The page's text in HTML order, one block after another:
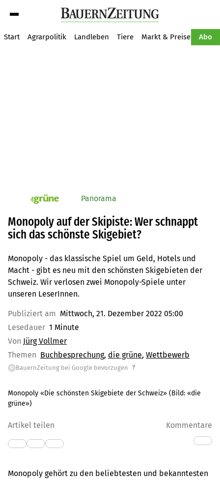
Start Agrarpolitik Landleben Tiere Markt & Preise Abo
pv_die-grune-online Panorama
Monopoly auf der Skipiste: Wer schnappt
sich das schönste Skigebiet?
Monopoly - das klassische Spiel um Geld, Hotels und
Macht - gibt es neu mit den schönsten Skigebieten der
Schweiz. Wir verlosen zwei Monopoly-Spiele unter
unseren LeserInnen.
Publiziert am Mittwoch, 21. Dezember 2022 05:00
Lesedauer 1 Minute
Von Jürg Vollmer
Themen Buchbesprechung die grüne Wettbewerb
G BauernZeitung bei Google bevorzugen ?
Monopoly «Die schönsten Skigebiete der Schweiz» (Bild: «die
grüne»)
Artikel teilen Kommentare
Monopoly gehört zu den beliebtesten und bekanntesten